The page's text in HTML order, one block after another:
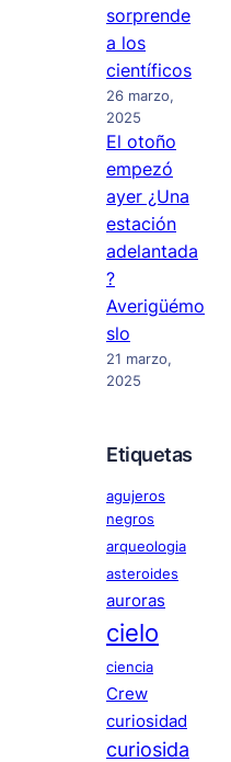
sorprende
a los
científicos
26 marzo,
2025
El otoño
empezó
ayer ¿Una
estación
adelantada
?
Averigüémo
slo
21 marzo,
2025
Etiquetas
agujeros
negros
arqueologia
asteroides
auroras
cielo
ciencia
Crew
curiosidad
curiosida